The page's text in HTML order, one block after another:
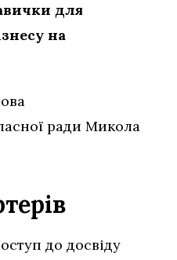
для
на
ради Микола
до досвіду